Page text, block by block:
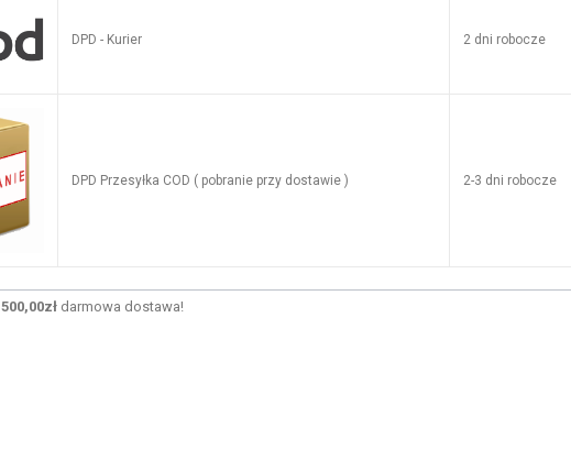
DPD - Kurier 2 dni robocze
DPD Przesyłka COD ( pobranie przy dostawie ) 2-3 dni robocze
500,00złdarmowa dostawa!